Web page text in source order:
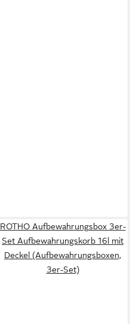
ROTHO Aufbewahrungsbox 3er-
Set Aufbewahrungskorb 16l mit
Deckel (Aufbewahrungsboxen,
3er-Set)